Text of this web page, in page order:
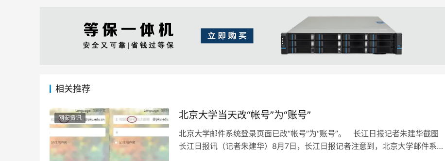
相关推荐
网安资讯 北京大学当天改“帐号”为“账号”
北京大学邮件系统登录页面已改“帐号”为“账号”。 长江日报记者朱建华截图
长江日报讯（记者朱建华）8月7日，长江日报记者注意到，北京大学邮件系统